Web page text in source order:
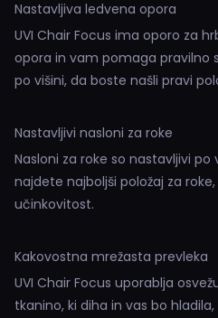
Nastavljiva ledvena opora
UVI Chair Focus ima oporo za
opora in vam pomaga pravilno
po višini, da boste našli pravi
Nastavljivi nasloni za roke
Nasloni za roke so nastavljivi po
najdete najboljši položaj za
učinkovitost.
Kakovostna mrežasta prevleka
UVI Chair Focus uporablja
tkanino, ki diha in vas bo